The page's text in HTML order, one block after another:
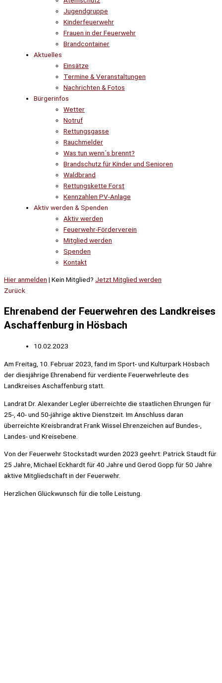
Jugendgruppe
Kinderfeuerwehr
Frauen in der Feuerwehr
Brandcontainer
Aktuelles
Einsätze
Termine & Veranstaltungen
Nachrichten & Fotos
Bürgerinfos
Wetter
Notruf
Rettungsgasse
Rauchmelder
Was tun wenn´s brennt?
Brandschutz für Kinder und Senioren
Waldbrand
Rettungskette Forst
Kennzahlen PV-Anlage
Aktiv werden & Spenden
Aktiv werden
Feuerwehr-Förderverein
Mitglied werden
Spenden
Kontakt
Hier anmelden | Kein Mitglied? Jetzt Mitglied werden
Zurück
Ehrenabend der Feuerwehren des Landkreises
Aschaffenburg in Hösbach
10.02.2023
Am Freitag, 10. Februar 2023, fand im Sport- und Kulturpark Hösbach
der diesjährige Ehrenabend für verdiente Feuerwehrleute des
Landkreises Aschaffenburg statt.
Landrat Dr. Alexander Legler überreichte die staatlichen Ehrungen für
25-, 40- und 50-jährige aktive Dienstzeit. Im Anschluss daran
überreichte Kreisbrandrat Frank Wissel Ehrenzeichen auf Bundes-,
Landes- und Kreisebene.
Von der Feuerwehr Stockstadt wurden 2023 geehrt: Patrick Staudt für
25 Jahre, Michael Eckhardt für 40 Jahre und Gerod Gopp für 50 Jahre
aktive Mitgliedschaft in der Feuerwehr.
Herzlichen Glückwunsch für die tolle Leistung.